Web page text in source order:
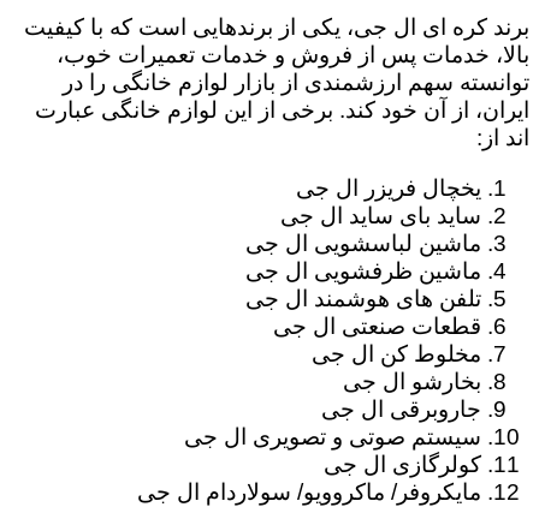
برند کره ای ال جی، یکی از برندهایی است که با کیفیت
بالا، خدمات پس از فروش و خدمات تعمیرات خوب،
توانسته سهم ارزشمندی از بازار لوازم خانگی را در
ایران، از آن خود کند. برخی از این لوازم خانگی عبارت
اند از:
یخچال فریزر ال جی
ساید بای ساید ال جی
ماشین لباسشویی ال جی
ماشین ظرفشویی ال جی
تلفن های هوشمند ال جی
قطعات صنعتی ال جی
مخلوط کن ال جی
بخارشو ال جی
جاروبرقی ال جی
سیستم صوتی و تصویری ال جی
کولرگازی ال جی
مایکروفر/ ماکروویو/ سولاردام ال جی